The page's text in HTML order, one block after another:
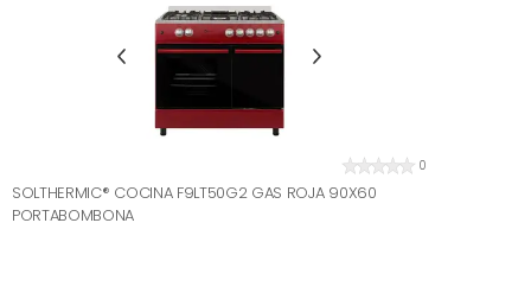
0
SOLTHERMIC® COCINA F9LT50G2 GAS ROJA 90X60
PORTABOMBONA